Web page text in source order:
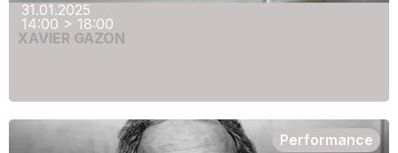
31.01.2025
14:00 > 18:00
XAVIER GAZON
Performance